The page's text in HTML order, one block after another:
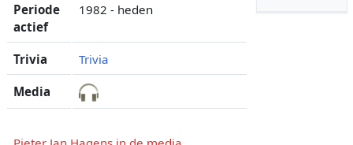
Periode
actief
1982 - heden
Trivia Trivia
Media